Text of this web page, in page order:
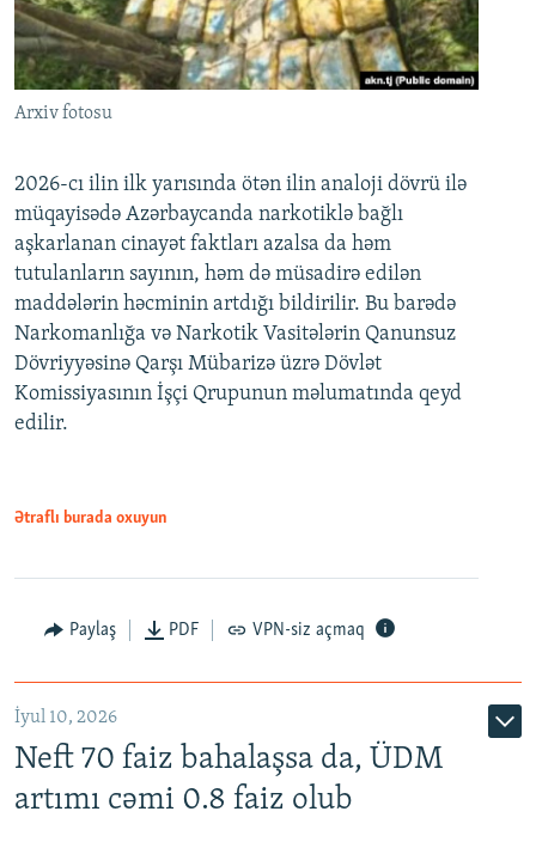
Arxiv fotosu
2026-cı ilin ilk yarısında ötən ilin analoji dövrü ilə
müqayisədə Azərbaycanda narkotiklə bağlı
aşkarlanan cinayət faktları azalsa da həm
tutulanların sayının, həm də müsadirə edilən
maddələrin həcminin artdığı bildirilir. Bu barədə
Narkomanlığa və Narkotik Vasitələrin Qanunsuz
Dövriyyəsinə Qarşı Mübarizə üzrə Dövlət
Komissiyasının İşçi Qrupunun məlumatında qeyd
edilir.
Ətraflı burada oxuyun
Paylaş PDF VPN-siz açmaq
İyul 10, 2026
Neft 70 faiz bahalaşsa da, ÜDM
artımı cəmi 0.8 faiz olub